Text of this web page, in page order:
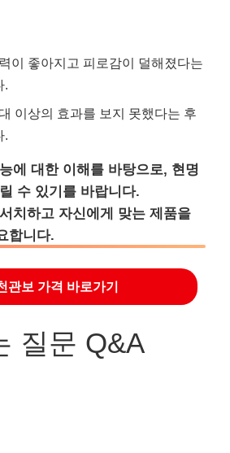
이 좋아지고 피로감이 덜해졌다는
이상의 효과를 보지 못했다는 후
에 대한 이해를 바탕으로, 현명
수 있기를 바랍니다.
치하고 자신에게 맞는 제품을
합니다.
관보 가격 바로가기
질문 Q&A